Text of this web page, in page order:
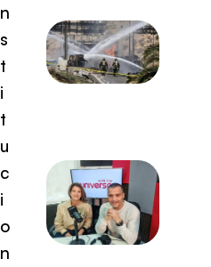
n
s
t
i
t
u
c
i
o
n